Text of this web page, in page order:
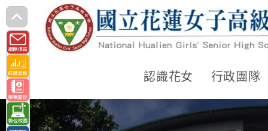
跳
轉
至
主
要
內
容
認識花女 行政團隊